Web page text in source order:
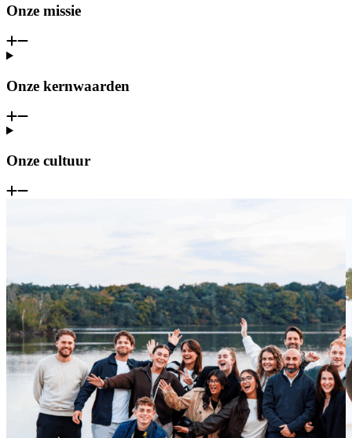
Onze missie
Onze kernwaarden
Onze cultuur